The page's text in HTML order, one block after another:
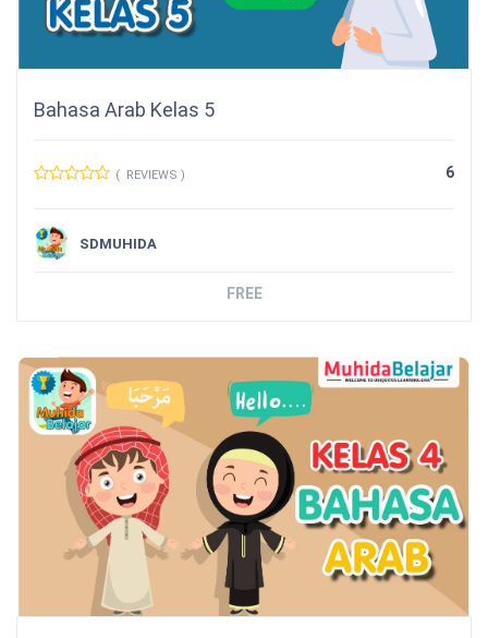
Bahasa Arab Kelas 5
( REVIEWS ) 6
SDMUHIDA
FREE